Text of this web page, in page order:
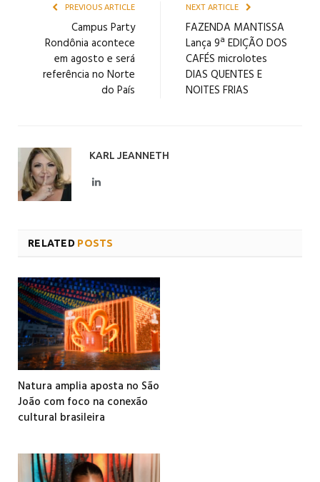
PREVIOUS ARTICLE
Campus Party
Rondônia acontece
em agosto e será
referência no Norte
do País
NEXT ARTICLE
FAZENDA MANTISSA
Lança 9ª EDIÇÃO DOS
CAFÉS microlotes
DIAS QUENTES E
NOITES FRIAS
KARL JEANNETH
LinkedIn
RELATED POSTS
Natura amplia aposta no São
João com foco na conexão
cultural brasileira